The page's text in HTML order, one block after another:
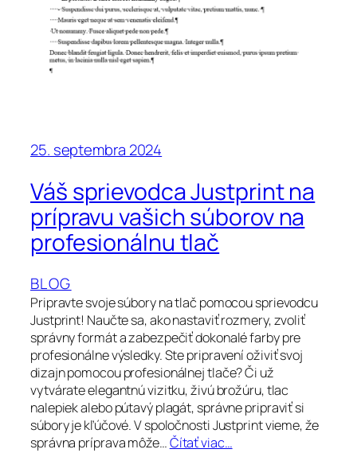
25. septembra 2024
Váš sprievodca Justprint na
prípravu vašich súborov na
profesionálnu tlač
BLOG
Pripravte svoje súbory na tlač pomocou sprievodcu
Justprint! Naučte sa, ako nastaviť rozmery, zvoliť
správny formát a zabezpečiť dokonalé farby pre
profesionálne výsledky. Ste pripravení oživiť svoj
dizajn pomocou profesionálnej tlače? Či už
vytvárate elegantnú vizitku, živú brožúru, tlac
nalepiek alebo pútavý plagát, správne pripraviť si
súbory je kľúčové. V spoločnosti Justprint vieme, že
správna príprava môže…Čítať viac…